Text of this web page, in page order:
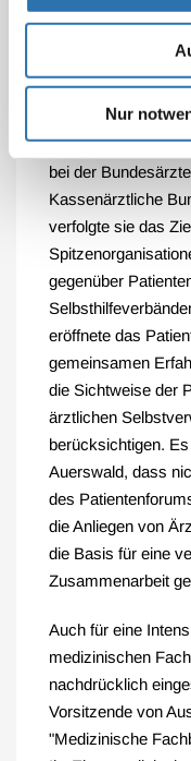
Nur
Modellcharakters
von Ursula
Basierend auf den
Auerswald 2001
bei der
Kassenärztliche
verfolgte sie das
gegenüber
eröffnete das
gemeinsamen
die Sichtweise der
ärztlichen
berücksichtigen.
Auerswald, dass
des
die Anliegen von
die Basis für eine
Zusammenarbeit
Auch für eine
medizinischen
nachdrücklich
Vorsitzende von
"Medizinische